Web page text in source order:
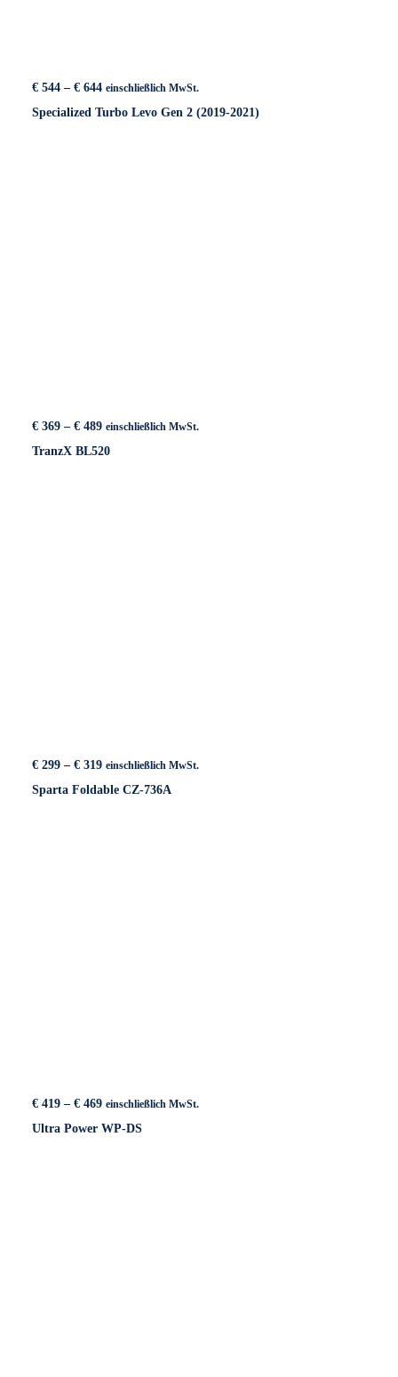
€ 544 – € 644Preisspanne:
bis
einschließlich MwSt.
Specialized Turbo Levo Gen 2 (2019-2021)
€ 369 – € 489Preisspanne:
bis
einschließlich MwSt.
TranzX BL520
€ 299 – € 319Preisspanne:
bis
einschließlich MwSt.
Sparta Foldable CZ-736A
€ 419 – € 469Preisspanne:
bis
einschließlich MwSt.
Ultra Power WP-DS